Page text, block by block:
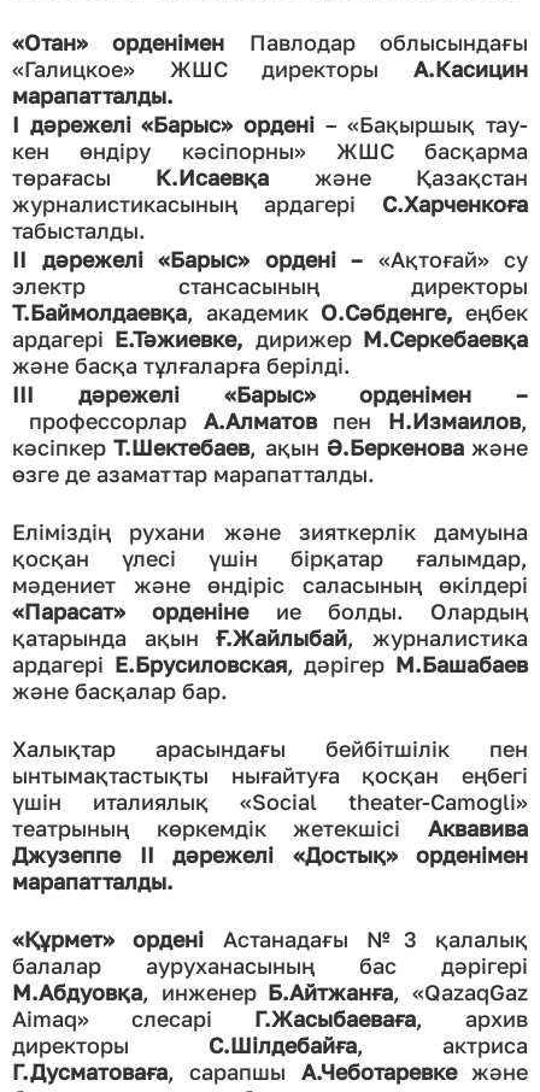
«Отан» орденімен Павлодар облысындағы
«Галицкое» ЖШС директоры А.Касицин
марапатталды.
І дәрежелі «Барыс» ордені – «Бақыршық тау-
кен өндіру кәсіпорны» ЖШС басқарма
төрағасы К.Исаевқа және Қазақстан
журналистикасының ардагері С.Харченкоға
табысталды.
ІІ дәрежелі «Барыс» ордені – «Ақтоғай» су
электр стансасының директоры
Т.Баймолдаевқа, академик О.Сәбденге, еңбек
ардагері Е.Тәжиевке, дирижер М.Серкебаевқа
және басқа тұлғаларға берілді.
ІІІ дәрежелі «Барыс» орденімен
–
профессорлар А.Алматовпен Н.Измаилов,
кәсіпкерТ.Шектебаев, ақын Ә.Беркеноважәне
өзге де азаматтар марапатталды.
Еліміздің рухани және зияткерлік дамуына
қосқан үлесі үшін бірқатар ғалымдар,
мәдениет және өндіріс саласының өкілдері
«Парасат» орденінеие болды. Олардың
қатарында ақынҒ.Жайлыбай, журналистика
ардагері Е.Брусиловская, дәрігер М.Башабаев
және басқалар бар.
Халықтар арасындағы бейбітшілік пен
ынтымақтастықты нығайтуға қосқан еңбегі
үшін италиялық «Social theater-Camogli»
театрының көркемдік жетекшісі Аквавива
Джузеппе ІІ дәрежелі «Достық» орденімен
марапатталды.
«Құрмет» ордені Астанадағы №3 қалалық
балалар ауруханасының бас дәрігері
М.Абдуовқа, инженер Б.Айтжанға, «QazaqGaz
Aimaq» слесарі Г.Жасыбаеваға, архив
директоры С.Шілдебайға, актриса
Г.Дусматоваға, сарапшы А.Чеботаревкежәне